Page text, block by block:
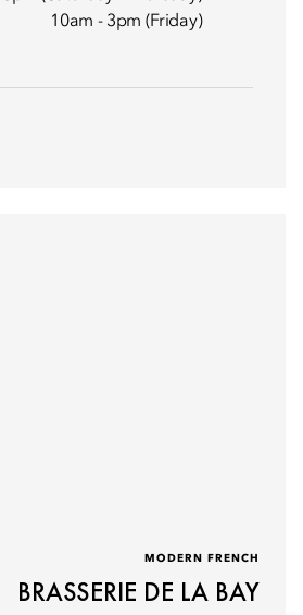
10am - 3pm (Friday)
MODERN FRENCH
BRASSERIE DE LA BAY